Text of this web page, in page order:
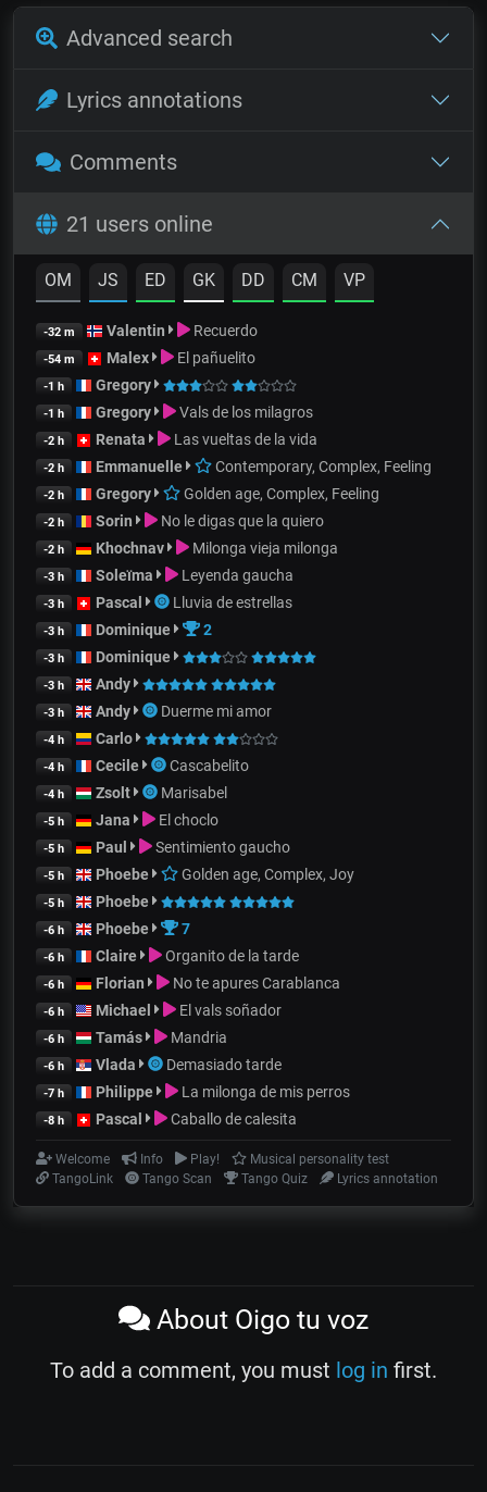
Advanced search
Lyrics annotations
Comments
21 users online
OM JS ED GK DD CM VP
-32 m Valentin Recuerdo
-54 m Malex El pañuelito
-1 h Gregory
-1 h Gregory Vals de los milagros
-2 h Renata Las vueltas de la vida
-2 h Emmanuelle Contemporary, Complex, Feeling
-2 h Gregory Golden age, Complex, Feeling
-2 h Sorin No le digas que la quiero
-2 h Khochnav Milonga vieja milonga
-3 h Soleïma Leyenda gaucha
-3 h Pascal Lluvia de estrellas
-3 h Dominique 2
-3 h Dominique
-3 h Andy
-3 h Andy Duerme mi amor
-4 h Carlo
-4 h Cecile Cascabelito
-4 h Zsolt Marisabel
-5 h Jana El choclo
-5 h Paul Sentimiento gaucho
-5 h Phoebe Golden age, Complex, Joy
-5 h Phoebe
-6 h Phoebe 7
-6 h Claire Organito de la tarde
-6 h Florian No te apures Carablanca
-6 h Michael El vals soñador
-6 h Tamás Mandria
-6 h Vlada Demasiado tarde
-7 h Philippe La milonga de mis perros
-8 h Pascal Caballo de calesita
Welcome Info Play!
Musical personality test
TangoLink
Tango Scan Tango Quiz Lyrics annotation
About Oigo tu voz
To add a comment, you must log in first.